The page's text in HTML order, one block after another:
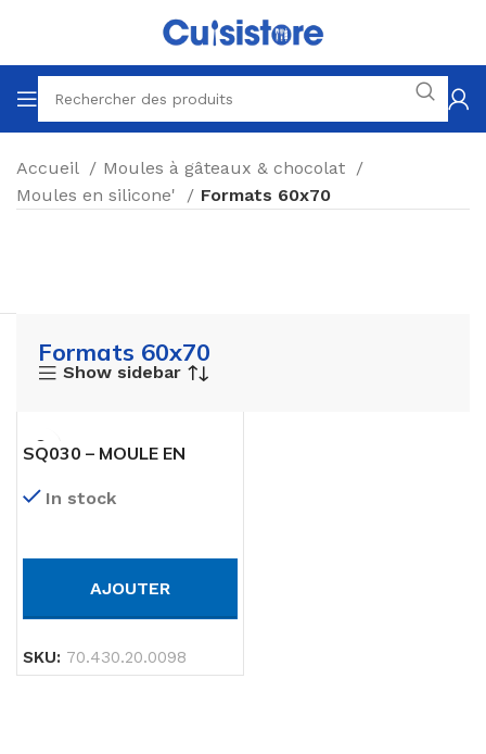
Accueil
Moules à gâteaux & chocolat
Moules en silicone'
Formats 60x70
Formats 60x70
Show sidebar
SQ030 – MOULE EN
MADELEINE MM 46,5X33
In stock
AJOUTER
SKU: 70.430.20.0098